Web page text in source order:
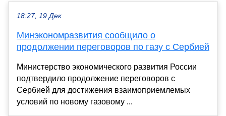
18:27, 19 Дек
Минэкономразвития сообщило о
продолжении переговоров по газу с Сербией
Министерство экономического развития России
подтвердило продолжение переговоров с
Сербией для достижения взаимоприемлемых
условий по новому газовому ...